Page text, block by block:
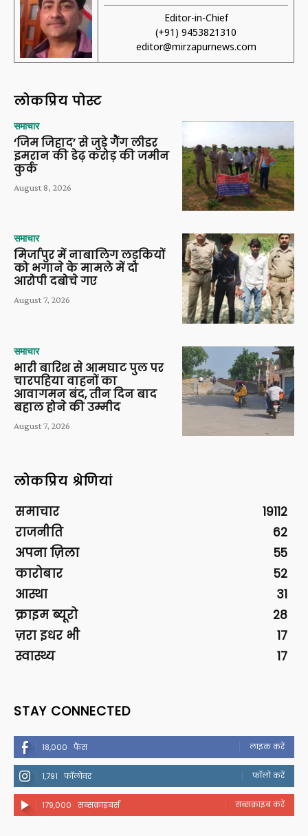
Editor-in-Chief
(+91) 9453821310
editor@mirzapurnews.com
लोकप्रिय पोस्ट
समाचार
‘जिम जिहाद’ से जुड़े गैंग लीडर
इमरान की डेढ़ करोड़ की जमीन
कुर्क
August 8, 2026
समाचार
मिर्जापुर में नाबालिग लड़कियों
को भगाने के मामले में दो
आरोपी दबोचे गए
August 7, 2026
समाचार
भारी बारिश से आमघाट पुल पर
चारपहिया वाहनों का
आवागमन बंद, तीन दिन बाद
बहाल होने की उम्मीद
August 7, 2026
लोकप्रिय श्रेणियां
समाचार
19112
राजनीति
62
अपना ज़िला
55
कारोबार
52
आस्था
31
क्राइम ब्यूरो
28
ज़रा इधर भी
17
स्वास्थ्य
17
STAY CONNECTED
18,000 फैंस लाइक करें
1,791 फॉलोवर फॉलो करें
179,000 सब्सक्राइबर्स सब्सक्राइब करें